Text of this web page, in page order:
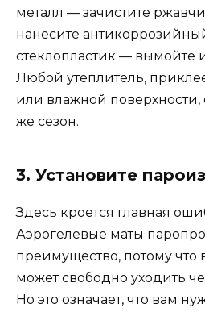
металл — зачистите
нанесите
стеклопластик — вымойте
Любой утеплитель,
или влажной поверхности,
же сезон.
3. Установите
Здесь кроется главная
Аэрогелевые маты
преимущество, потому что
может свободно уходить
Но это означает, что вам